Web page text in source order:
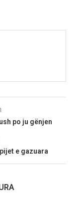
po ju gënjen
e gazuara